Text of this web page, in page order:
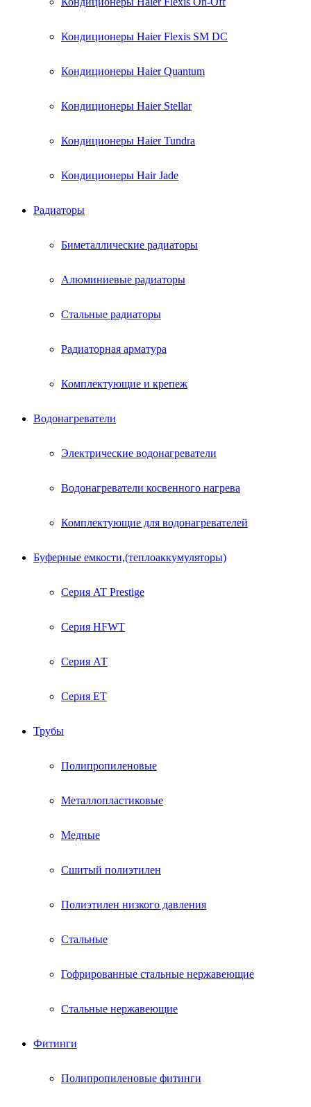
Кондиционеры Haier Flexis SM DC
Кондиционеры Haier Quantum
Кондиционеры Haier Stellar
Кондиционеры Haier Tundra
Кондиционеры Hair Jade
Радиаторы
Биметаллические радиаторы
Алюминиевые радиаторы
Стальные радиаторы
Радиаторная арматура
Комплектующие и крепеж
Водонагреватели
Электрические водонагреватели
Водонагреватели косвенного нагрева
Комплектующие для водонагревателей
Буферные емкости,(теплоаккумуляторы)
Серия AT Prestige
Серия HFWT
Серия АТ
Серия ЕТ
Трубы
Полипропиленовые
Металлопластиковые
Медные
Сшитый полиэтилен
Полиэтилен низкого давления
Стальные
Гофрированные стальные нержавеющие
Стальные нержавеющие
Фитинги
Полипропиленовые фитинги